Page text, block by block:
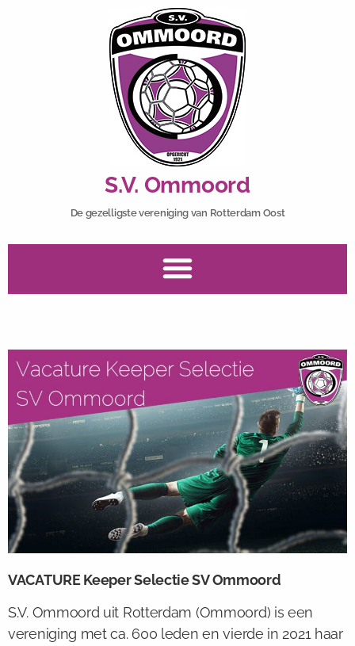
S.V. Ommoord
De gezelligste vereniging van Rotterdam Oost
VACATURE Keeper Selectie SV Ommoord
S.V. Ommoord uit Rotterdam (Ommoord) is een
vereniging met ca. 600 leden en vierde in 2021 haar